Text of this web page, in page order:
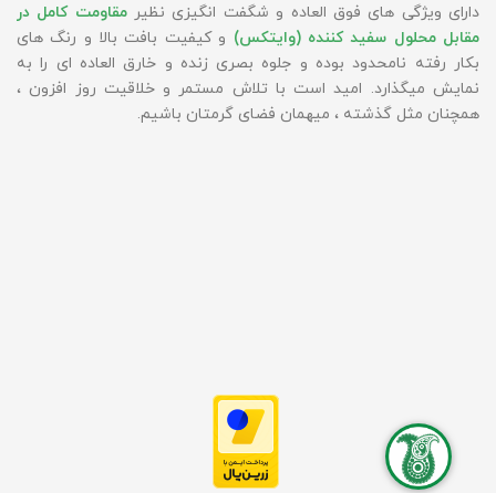
دارای ویژگی های فوق العاده و شگفت انگیزی نظیرمقاومت کامل در
مقابل محلول سفید کننده (وایتکس) و کیفیت بافت بالا و رنگ های
بکار رفته نامحدود بوده و جلوه بصری زنده و خارق العاده ای را به
نمایش میگذارد. امید است با تلاش مستمر و خلاقیت روز افزون ،
همچنان مثل گذشته ، میهمان فضای گرمتان باشیم.